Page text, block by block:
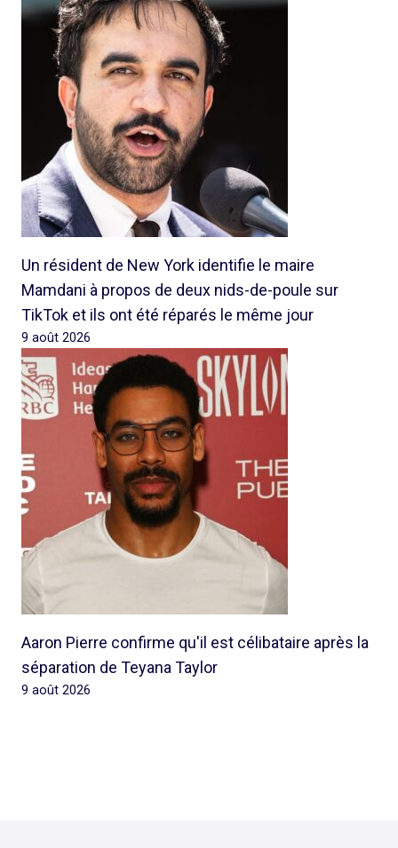
Un résident de New York identifie le maire
Mamdani à propos de deux nids-de-poule sur
TikTok et ils ont été réparés le même jour
9 août 2026
Aaron Pierre confirme qu'il est célibataire après la
séparation de Teyana Taylor
9 août 2026